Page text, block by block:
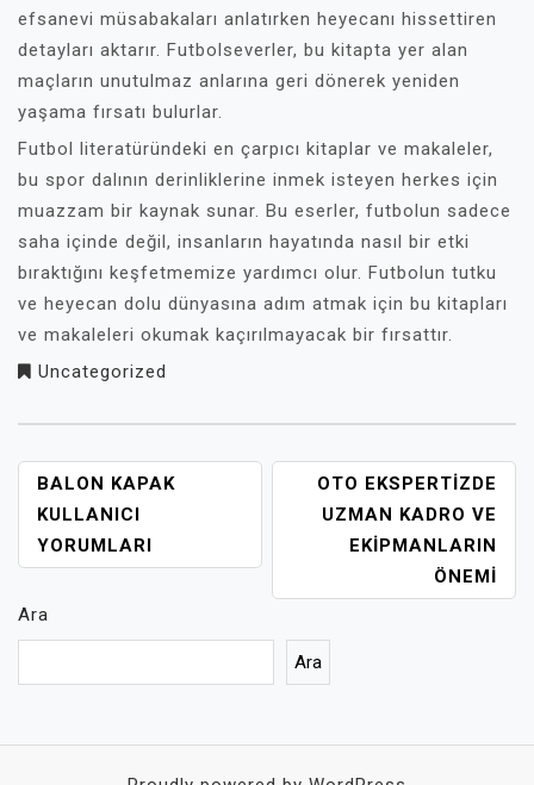
efsanevi müsabakaları anlatırken heyecanı hissettiren
detayları aktarır. Futbolseverler, bu kitapta yer alan
maçların unutulmaz anlarına geri dönerek yeniden
yaşama fırsatı bulurlar.
Futbol literatüründeki en çarpıcı kitaplar ve makaleler,
bu spor dalının derinliklerine inmek isteyen herkes için
muazzam bir kaynak sunar. Bu eserler, futbolun sadece
saha içinde değil, insanların hayatında nasıl bir etki
bıraktığını keşfetmemize yardımcı olur. Futbolun tutku
ve heyecan dolu dünyasına adım atmak için bu kitapları
ve makaleleri okumak kaçırılmayacak bir fırsattır.
deneme
bahis
siteleri
deneme
bonusu
siteler
Uncategorized
YAZI
GEZINMESI
BALON KAPAK
KULLANICI
YORUMLARI
OTO EKSPERTIZDE
UZMAN KADRO VE
EKIPMANLARIN
ÖNEMI
Ara
Ara